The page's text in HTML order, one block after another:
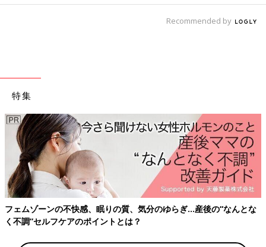
Recommended by
特集
フェムゾーンの不快感、眠りの質、気分のゆらぎ…産後の“なんとな
く不調”セルフケアのポイントとは？